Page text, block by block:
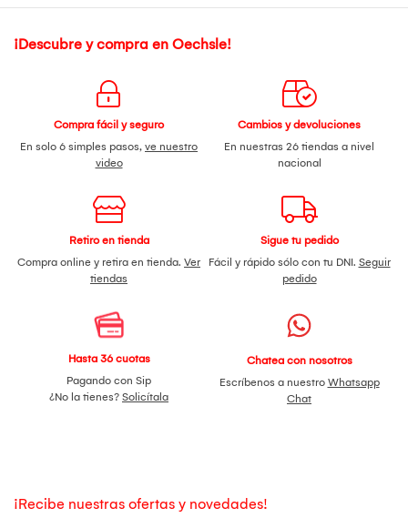
¡Descubre y compra en Oechsle!
Compra fácil y seguro
En solo 6 simples pasos, ve nuestro
video
Cambios y devoluciones
En nuestras 26 tiendas a nivel
nacional
Retiro en tienda
Compra online y retira en tienda. Ver
tiendas
Sigue tu pedido
Fácil y rápido sólo con tu DNI. Seguir
pedido
Hasta 36 cuotas
Pagando con Sip
¿No la tienes? Solicítala
Chatea con nosotros
Escríbenos a nuestro Whatsapp
Chat
¡Recibe nuestras ofertas y novedades!